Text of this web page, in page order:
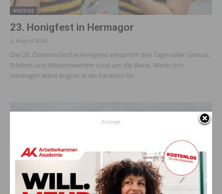
ANZEIGE
23. Honigfest in Hermagor
6. August 2026
Das 23. Österreichische Honigfest verspricht drei Tage voller Genuss,
Erlebnis und Wissenswertem rund um die Biene. Wenn sich
Hermagor Mitte August in ein Paradies für...
Anzeige